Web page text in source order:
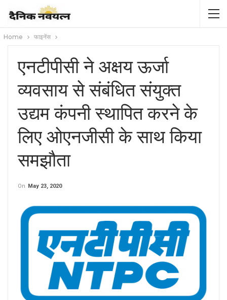
Home फाइनेंस
एनटीपीसी ने अक्षय ऊर्जा
व्यवसाय से संबंधित संयुक्त
उद्यम कंपनी स्थापित करने के
लिए ओएनजीसी के साथ किया
समझौता
On May 23, 2020